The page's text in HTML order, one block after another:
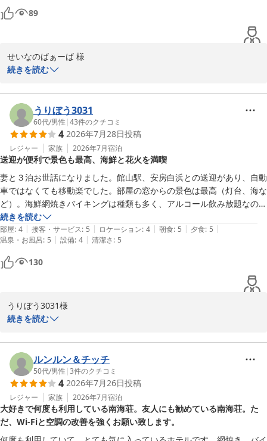
ても満足でした。
また機会があったら行きたいです。
89
せいなのばぁーば 様
やアルコール飲み放題をお楽しみいただけたこと、大変嬉しく思い
ます。釜飯は海鮮釜飯に内容変更し、現在は有料メニューとしてご
提供し、前日までの予約制となっております。
またのご利用を心よりお待ち申し上げます。
ホテル南海荘
味覚と眺望の宿 ホテル南海荘
2026-08-01
続きを読む
うりぼう3031
60代/男性 |43件のクチコミ
4 2026年7月28日投稿
レジャー 家族 2026年7月宿泊
送迎が便利で景色も最高、海鮮と花火を満喫
妻と３泊お世話になりました。館山駅、安房白浜との送迎があり、自動
車ではなくても移動楽でした。部屋の窓からの景色は最高（灯台、海な
ど）。海鮮網焼きバイキングは種類も多く、アルコール飲み放題なので
最高。手持ち花火場所とバケツなど準備もあり、年甲斐もなく２晩も手
持ち花火しました。
続きを読む
部屋: 4 | 接客・サービス: 5 | ロケーション: 4 | 朝食: 5 | 夕食: 5 |
温泉・お風呂: 5 | 設備: 4 | 清潔さ: 5
130
うりぼう3031様
した。館山駅や安房白浜への送迎サービスをご利用いただき、快適
にお過ごしいただけたことを大変嬉しく思います。また、お部屋か
らの素晴らしい景色や海鮮網焼きバイキング、アルコール飲み放題
をお楽しみいただけたこと、手持ち花火を楽しまれたとのこと、当
ホテルの設備がご期待に沿えたことを知り、安堵いたしました。こ
れからもお客様にとって快適で楽しい滞在を提供できるよう努めて
まいります。ぜひ、またのご利用をお待ち申し上げております。
続きを読む
ルンルン＆チッチ
50代/男性 |3件のクチコミ
4 2026年7月26日投稿
レジャー 家族 2026年7月宿泊
大好きで何度も利用している南海荘。友人にも勧めている南海荘。た
だ、Wi-Fiと空調の改善を強くお願い致します。